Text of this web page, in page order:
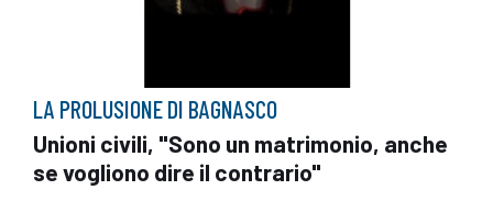
LA PROLUSIONE DI BAGNASCO
Unioni civili, "Sono un matrimonio, anche
se vogliono dire il contrario"